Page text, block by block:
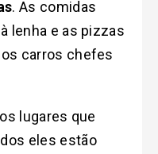
. As comidas
lenha e as pizzas
carros chefes
lugares que
eles estão